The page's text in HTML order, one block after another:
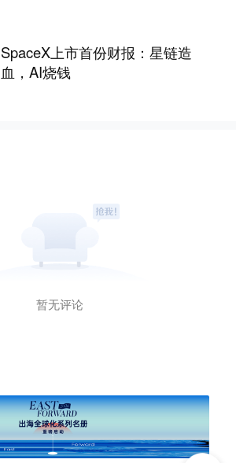
SpaceX上市首份财报：星链造
血，AI烧钱
暂无评论